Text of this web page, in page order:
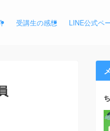
受講生の感想 LINE公式ペ